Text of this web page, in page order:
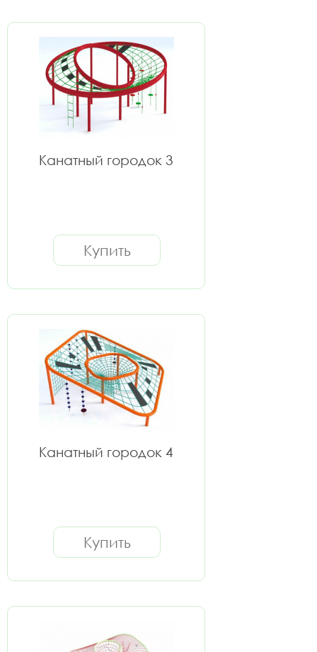
Канатный городок 3
Купить
Канатный городок 4
Купить